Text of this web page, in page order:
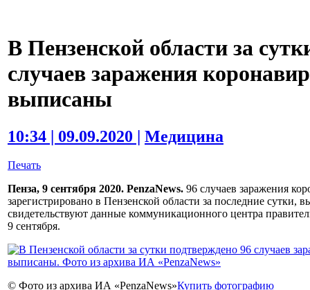
В Пензенской области за
случаев заражения
выписаны
10:34 | 09.09.2020 | Медицина
Печать
Пенза, 9 сентября 2020. PenzaNews. 96 случаев заражения
зарегистрировано в Пензенской области за последние сутки,
свидетельствуют данные коммуникационного центра
9 сентября.
© Фото из архива ИА «PenzaNews»Купить фотографию